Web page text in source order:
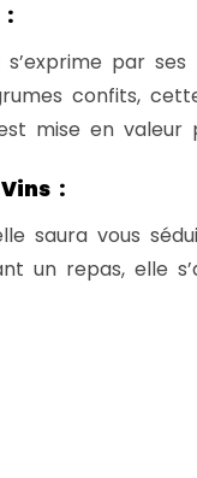
:
s’exprime par
confits,
mise en valeur
:
saura vous
un repas, elle